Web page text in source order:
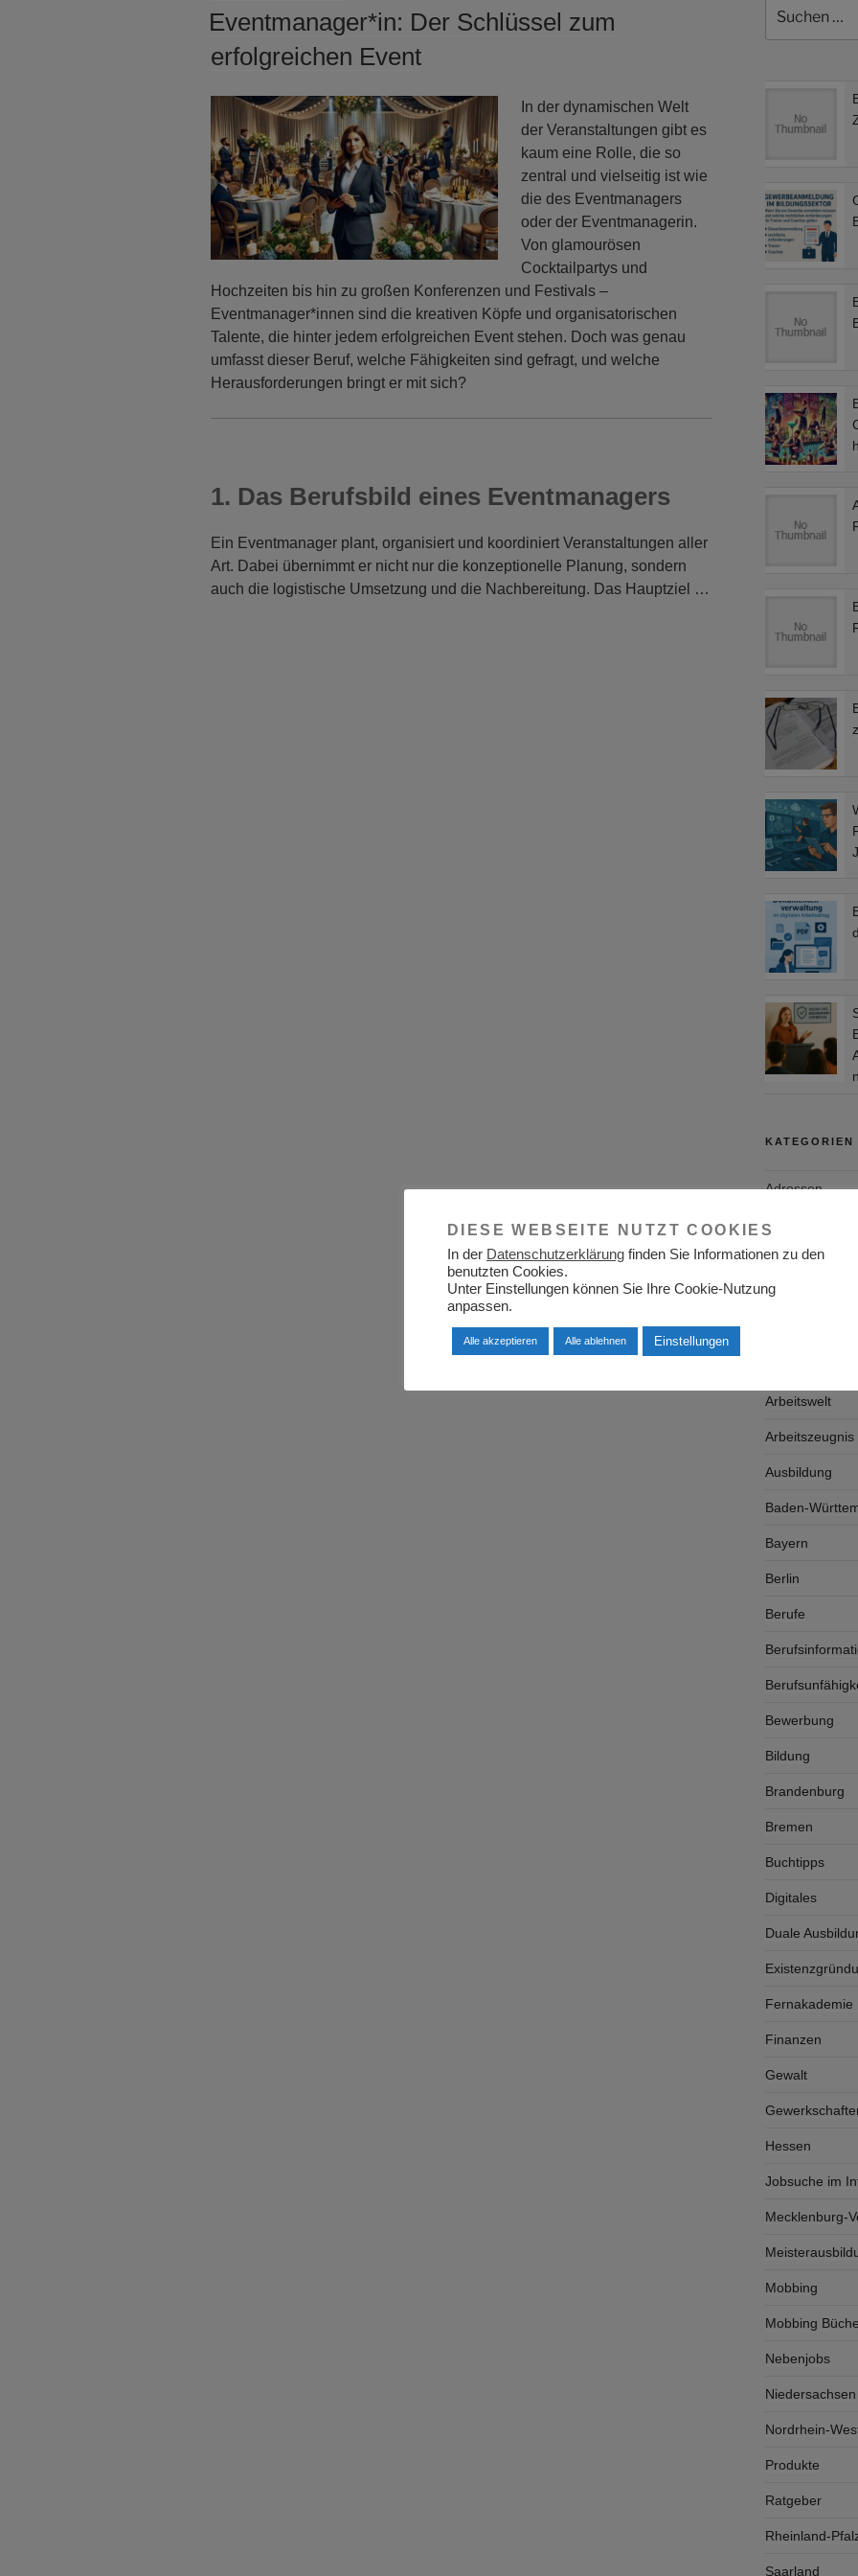
Eventmanager*in: Der Schlüssel zum
erfolgreichen Event
In der dynamischen Welt
der Veranstaltungen gibt es
kaum eine Rolle, die so
zentral und vielseitig ist wie
die des Eventmanagers
oder der Eventmanagerin.
Von glamourösen
Cocktailpartys und
Hochzeiten bis hin zu großen Konferenzen und Festivals –
Eventmanager*innen sind die kreativen Köpfe und organisatorischen
Talente, die hinter jedem erfolgreichen Event stehen. Doch was genau
umfasst dieser Beruf, welche Fähigkeiten sind gefragt, und welche
Herausforderungen bringt er mit sich?
1. Das Berufsbild eines Eventmanagers
Ein Eventmanager plant, organisiert und koordiniert Veranstaltungen aller
Art. Dabei übernimmt er nicht nur die konzeptionelle Planung, sondern
auch die logistische Umsetzung und die Nachbereitung. Das Hauptziel …
nach:
KATEGORIEN
Adressen
Aktuelles
Allgemein
Arbeitgeber
Arbeitswelt
Arbeitszeugnis
Ausbildung
Baden-
Bayern
Berlin
Berufe
Bewerbung
Bildung
Brandenburg
Bremen
Buchtipps
Digitales
Duale
Fernakademie
Finanzen
Gewalt
Hessen
Jobsuche im
Mecklenburg-
Mobbing
Mobbing
Nebenjobs
Niedersachsen
Nordrhein-
Produkte
Ratgeber
Rheinland-
Saarland
DIESE WEBSEITE NUTZT COOKIES
In der Datenschutzerklärung finden Sie Informationen zu den
benutzten Cookies.
Unter Einstellungen können Sie Ihre Cookie-Nutzung
anpassen.
Alle akzeptieren Alle ablehnen Einstellungen